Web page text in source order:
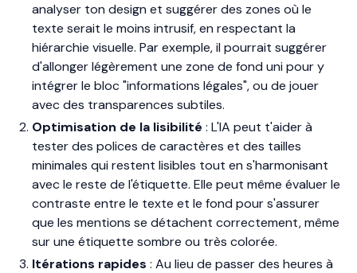
analyser ton design et suggérer des zones où le
texte serait le moins intrusif, en respectant la
hiérarchie visuelle. Par exemple, il pourrait suggérer
d'allonger légèrement une zone de fond uni pour y
intégrer le bloc "informations légales", ou de jouer
avec des transparences subtiles.
Optimisation de la lisibilité : L'IA peut t'aider à
tester des polices de caractères et des tailles
minimales qui restent lisibles tout en s'harmonisant
avec le reste de l'étiquette. Elle peut même évaluer le
contraste entre le texte et le fond pour s'assurer
que les mentions se détachent correctement, même
sur une étiquette sombre ou très colorée.
Itérations rapides : Au lieu de passer des heures à